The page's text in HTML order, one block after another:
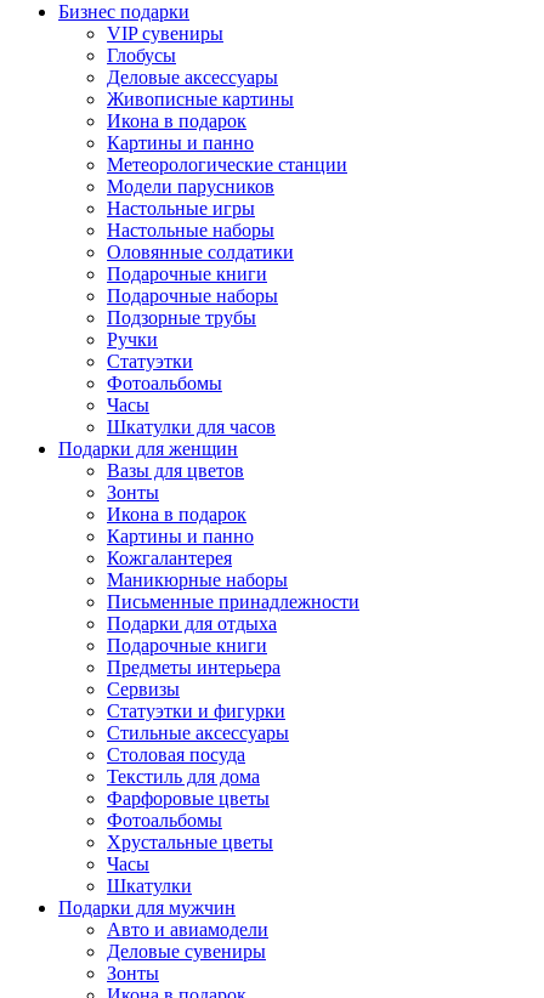
Бизнес подарки
VIP сувениры
Глобусы
Деловые аксессуары
Живописные картины
Икона в подарок
Картины и панно
Метеорологические станции
Модели парусников
Настольные игры
Настольные наборы
Оловянные солдатики
Подарочные книги
Подарочные наборы
Подзорные трубы
Ручки
Статуэтки
Фотоальбомы
Часы
Шкатулки для часов
Подарки для женщин
Вазы для цветов
Зонты
Икона в подарок
Картины и панно
Кожгалантерея
Маникюрные наборы
Письменные принадлежности
Подарки для отдыха
Подарочные книги
Предметы интерьера
Сервизы
Статуэтки и фигурки
Стильные аксессуары
Столовая посуда
Текстиль для дома
Фарфоровые цветы
Фотоальбомы
Хрустальные цветы
Часы
Шкатулки
Подарки для мужчин
Авто и авиамодели
Деловые сувениры
Зонты